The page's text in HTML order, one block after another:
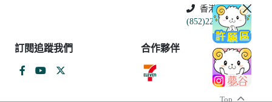
Top
香港
(852)2250-9311
訂閱追蹤我們 合作夥伴